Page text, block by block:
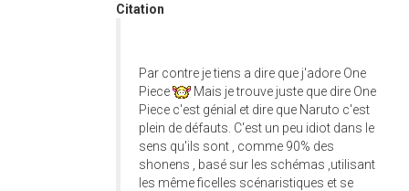
Citation
Par contre je tiens a dire que j'adore One
Piece
Mais je trouve juste que dire One
Piece c'est génial et dire que Naruto c'est
plein de défauts. C'est un peu idiot dans le
sens qu'ils sont , comme 90% des
shonens , basé sur les schémas ,utilisant
les même ficelles scénaristiques et se